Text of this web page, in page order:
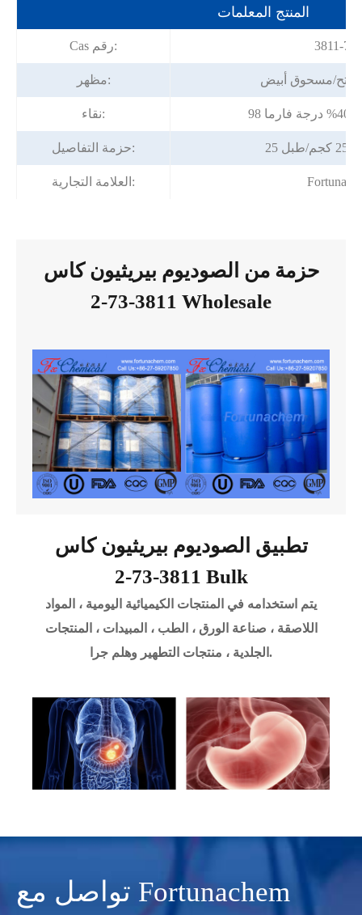
المنتج المعلمات
Cas رقم: 3811-
مظهر: فاتح/مسحوق أبيض
نقاء:
حزمة التفاصيل:
العلامة التجارية:
حزمة من الصوديوم بيريثيون كاس
3811-73-2 Wholesale
تطبيق الصوديوم بيريثيون كاس
3811-73-2 Bulk
يتم استخدامه في المنتجات الكيميائية اليومية ، المواد
اللاصقة ، صناعة الورق ، الطب ، المبيدات ، المنتجات
الجلدية ، منتجات التطهير وهلم جرا.
تواصل مع Fortunachem